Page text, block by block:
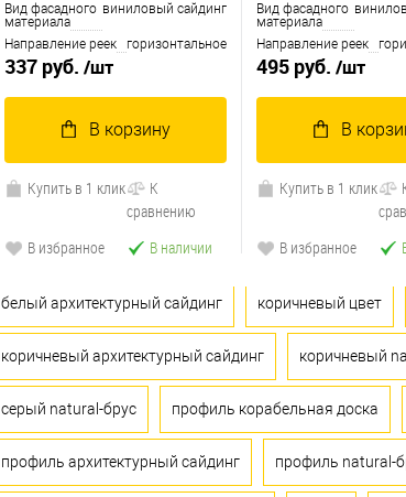
Вид фасадного
материала
виниловый сайдинг
Направление реек горизонтальное
337 руб. /шт
В корзину
Купить в 1 клик
К
сравнению
В избранное
В наличии
Вид фасадного
материала
Направление реек
495 руб. /шт
В
Купить в 1 клик
В избранное
белый архитектурный сайдинг коричневый цвет
коричневый архитектурный сайдинг коричневый
серый natural-брус профиль корабельная доска
профиль архитектурный сайдинг профиль natural-